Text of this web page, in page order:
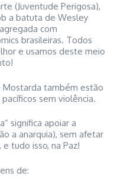
(Juventude Perigosa),
a batuta de Wesley
com
brasileiras. Todos
e usamos deste meio
Mostarda também estão
sem violência.
significa apoiar a
a anarquia), sem afetar
tudo isso, na Paz!
de: